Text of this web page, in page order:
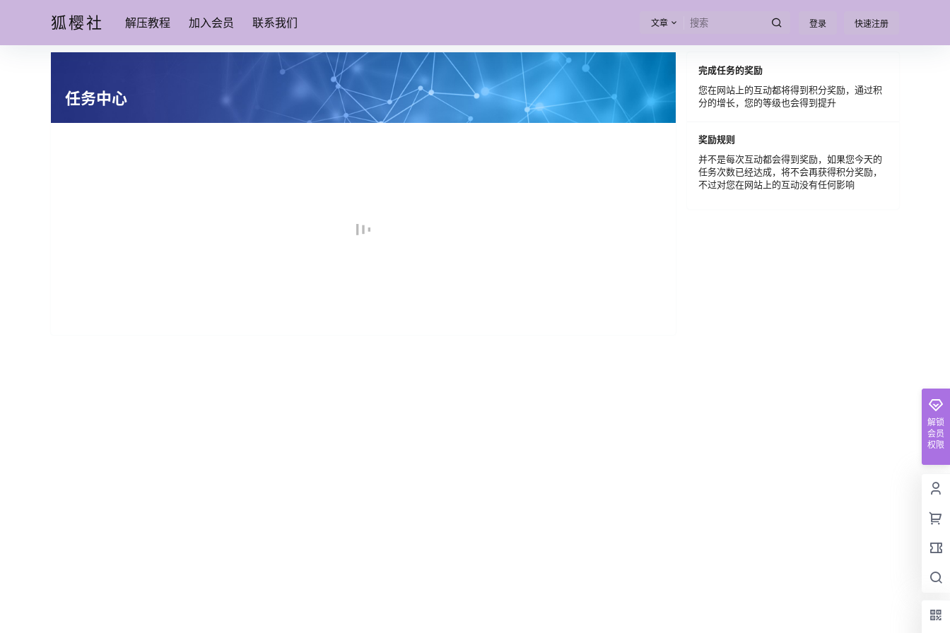
狐樱社 解压教程 加入会员 联系我们 文章 登录 快速注册
任务中心
完成任务的奖励
您在网站上的互动都将得到积分奖励，通过积
分的增长，您的等级也会得到提升
奖励规则
并不是每次互动都会得到奖励，如果您今天的
任务次数已经达成，将不会再获得积分奖励，
不过对您在网站上的互动没有任何影响
解锁
会员
权限